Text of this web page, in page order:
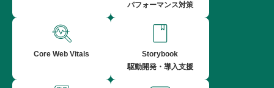
パフォーマンス対策
Core Web Vitals
Storybook
駆動開発・導入支援